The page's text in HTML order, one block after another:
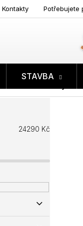
Kontakty Potřebujete
NÁKUPNÍ
STAVBA
24290 Kč